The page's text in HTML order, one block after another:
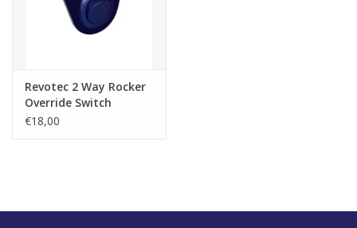
Revotec 2 Way Rocker
Override Switch
€18,00